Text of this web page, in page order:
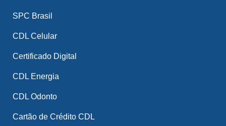
SPC Brasil
CDL Celular
Certificado Digital
CDL Energia
CDL Odonto
Cartão de Crédito CDL